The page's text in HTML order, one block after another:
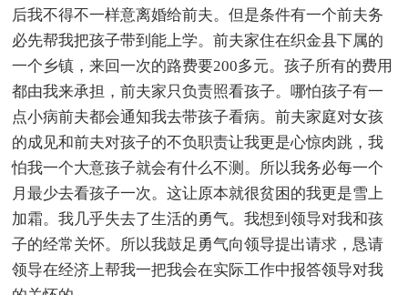
后我不得不一样意离婚给前夫。但是条件有一个前夫务
必先帮我把孩子带到能上学。前夫家住在织金县下属的
一个乡镇，来回一次的路费要200多元。孩子所有的费用
都由我来承担，前夫家只负责照看孩子。哪怕孩子有一
点小病前夫都会通知我去带孩子看病。前夫家庭对女孩
的成见和前夫对孩子的不负职责让我更是心惊肉跳，我
怕我一个大意孩子就会有什么不测。所以我务必每一个
月最少去看孩子一次。这让原本就很贫困的我更是雪上
加霜。我几乎失去了生活的勇气。我想到领导对我和孩
子的经常关怀。所以我鼓足勇气向领导提出请求，恳请
领导在经济上帮我一把我会在实际工作中报答领导对我